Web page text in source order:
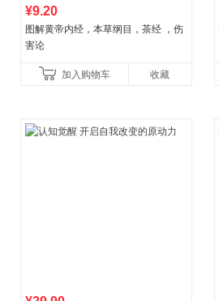
¥9.20
图解黄帝内经，本草纲目，茶经 ，伤
害论
加入购物车 收藏